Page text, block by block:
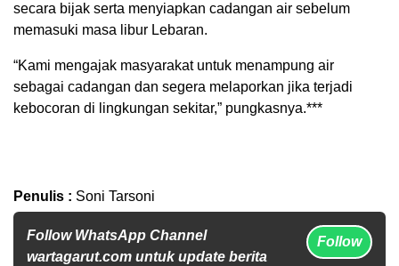
secara bijak serta menyiapkan cadangan air sebelum
memasuki masa libur Lebaran.
“Kami mengajak masyarakat untuk menampung air
sebagai cadangan dan segera melaporkan jika terjadi
kebocoran di lingkungan sekitar,” pungkasnya.***
Penulis : Soni Tarsoni
Follow WhatsApp Channel
wartagarut.com untuk update berita
Follow